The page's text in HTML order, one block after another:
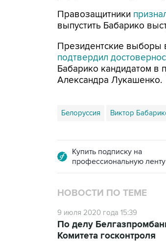
Правозащитники
выпустить Бабарико
Президентские выборы
подтвердил
Бабарико кандидатом в
Александра Лукашенко.
Белоруссия Виктор
Купить подписку на
профессиональную ленту
НОВОСТИ ПО ТЕМЕ
9 июля 2020 года 15:39
По делу
Комитета госконтроля